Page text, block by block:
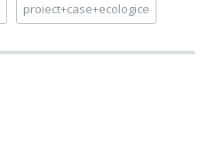
proiect+case+ecologice